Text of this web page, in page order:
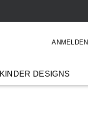
ANMELDEN
KINDER DESIGNS